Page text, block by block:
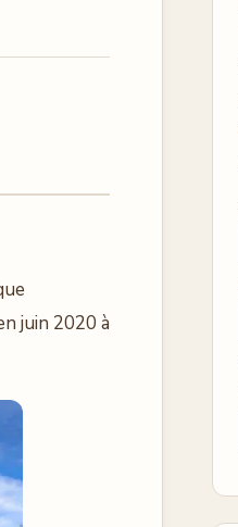
juin 2020 à